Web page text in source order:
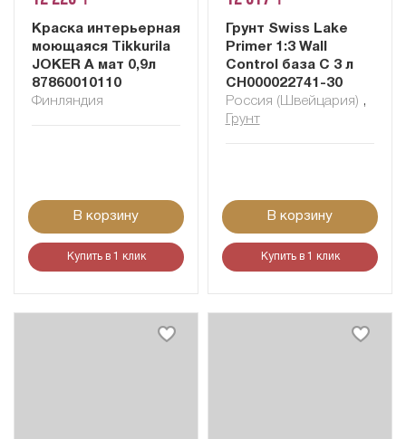
Краска интерьерная
моющаяся Tikkurila
JOKER A мат 0,9л
87860010110
Финляндия
В корзину
Купить в 1 клик
Грунт Swiss Lake
Primer 1:3 Wall
Control база C 3 л
СН000022741-30
Россия (Швейцария) ,
Грунт
В корзину
Купить в 1 клик